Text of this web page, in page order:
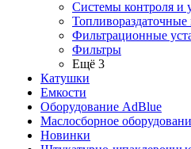
Системы контроля и
Топливораздаточные
Фильтрационные
Фильтры
Ещё 3
Катушки
Емкости
Оборудование AdBlue
Маслосборное
Новинки